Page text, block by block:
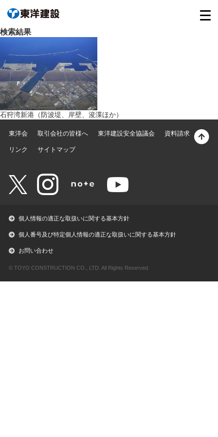
検索結果
石狩湾新港（防波堤、岸壁、浚渫ほか）
東洋会 取引会社の皆様へ 東洋建設安全協議会 資料請求
リンク サイトマップ
個人情報の適正な取扱いに関する基本方針
個人番号及び特定個人情報の適正な取扱いに関する基本方針
お問い合わせ
© TOYO CONSTRUCTION CO., LTD. All Rights Reserved.